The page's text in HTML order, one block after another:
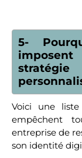
5-
Voici une
empêchent
entreprise de
son identité